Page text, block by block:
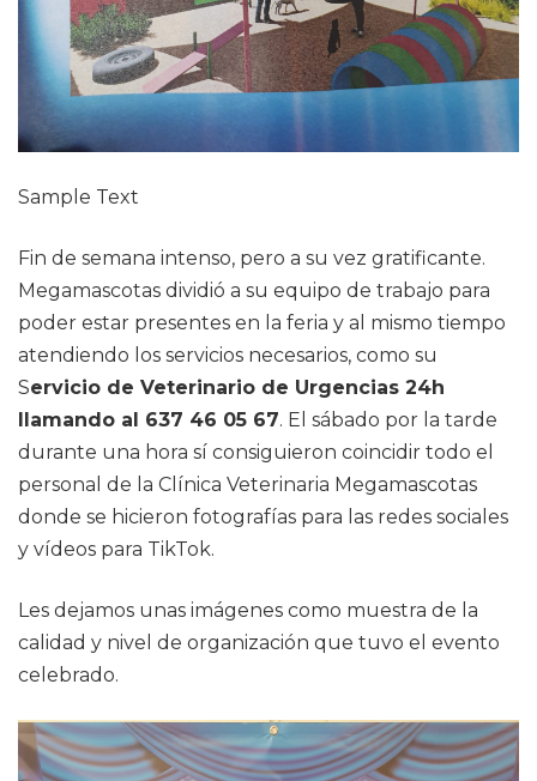
Sample Text
Fin de semana intenso, pero a su vez gratificante.
Megamascotas dividió a su equipo de trabajo para
poder estar presentes en la feria y al mismo tiempo
atendiendo los servicios necesarios, como su
Servicio de Veterinario de Urgencias 24h
llamando al 637 46 05 67. El sábado por la tarde
durante una hora sí consiguieron coincidir todo el
personal de la Clínica Veterinaria Megamascotas
donde se hicieron fotografías para las redes sociales
y vídeos para TikTok.
Les dejamos unas imágenes como muestra de la
calidad y nivel de organización que tuvo el evento
celebrado.